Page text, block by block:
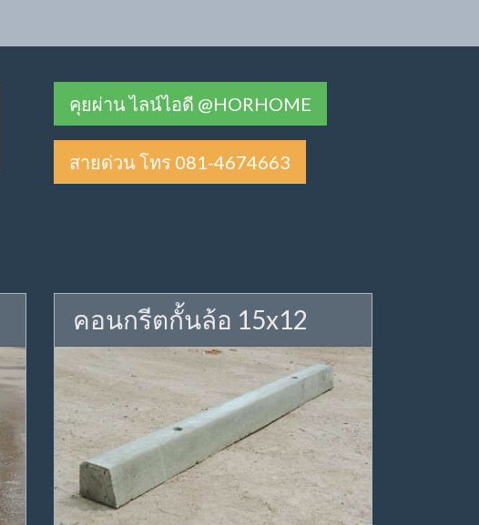
คุยผ่าน ไลน์ไอดี @HORHOME
สายด่วน โทร 081-4674663
คอนกรีตกั้นล้อ 15x12